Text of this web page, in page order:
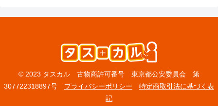
© 2023 タスカル 古物商許可番号 東京都公安委員会 第
307722318897号 プライバシーポリシー
特定商取引法に基づく表
記